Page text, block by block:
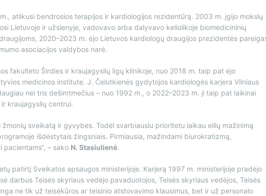
atlikusi bendrosios terapijos ir kardiologijos rezidentūrą. 2003 m. įgijo mokslų
Lietuvoje ir užsienyje, vadovavo arba dalyvavo keliolikoje biomedicininių
2020–2023 m. ėjo Lietuvos kardiologų draugijos prezidentės
asociacijos valdybos narė.
fakulteto Širdies ir kraujagyslių ligų klinikoje, nuo 2018 m. taip pat ėjo
medicinos institute. J. Čelutkienės gydytojos kardiologės karjera Vilniaus
nei tris dešimtmečius – nuo 1992 m., o 2022–2023 m. ji taip pat laikinai
kraujagyslių centrui.
sveikatą ir gyvybes. Todėl svarbiausiu prioritetu laikau eilių mažinimą
išdėstytais žingsniais. Pirmiausia, mažindami biurokratizmą,
– sako N. Stasiulienė.
patirtį Sveikatos apsaugos ministerijoje. Karjerą 1997 m. ministerijoje pradėjo
darbus Teisės skyriaus vedėjo pavaduotojos, Teisės skyriaus vedėjos, Teisės
ne tik už teisėkūros ar teisinio atstovavimo klausimus, bet ir už personalo